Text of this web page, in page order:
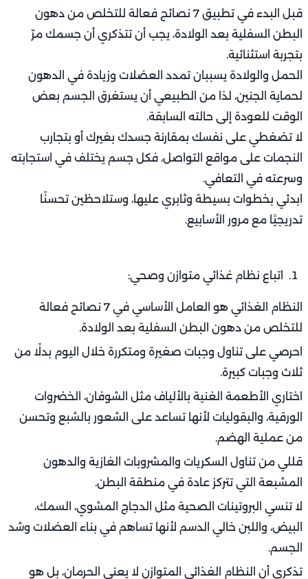
قبل البدء في تطبيق 7 نصائح فعالة للتخلص من دهون
البطن السفلية بعد الولادة، يجب أن تتذكري أن جسمك مرّ
بتجربة استثنائية.
الحمل والولادة يسببان تمدد العضلات وزيادة في الدهون
لحماية الجنين، لذا من الطبيعي أن يستغرق الجسم بعض
الوقت للعودة إلى حالته السابقة.
لا تضغطي على نفسك بمقارنة جسدك بغيرك أو بتجارب
النجمات على مواقع التواصل، فكل جسم يختلف في استجابته
وسرعته في التعافي.
ابدئي بخطوات بسيطة وثابري عليها، وستلاحظين تحسنًا
تدريجيًا مع مرور الأسابيع.
اتباع نظام غذائي متوازن وصحي:
النظام الغذائي هو العامل الأساسي في 7 نصائح فعالة
للتخلص من دهون البطن السفلية بعد الولادة.
احرصي على تناول وجبات صغيرة ومتكررة خلال اليوم بدلًا من
ثلاث وجبات كبيرة.
اختاري الأطعمة الغنية بالألياف مثل الشوفان، الخضروات
الورقية، والبقوليات لأنها تساعد على الشعور بالشبع وتحسن
من عملية الهضم.
قللي من تناول السكريات والمشروبات الغازية والدهون
المشبعة التي تتركز عادة في منطقة البطن.
لا تنسي البروتينات الصحية مثل الدجاج المشوي، السمك،
البيض، واللبن خالي الدسم لأنها تساهم في بناء العضلات وشد
الجسم.
تذكري أن النظام الغذائي المتوازن لا يعني الحرمان، بل هو